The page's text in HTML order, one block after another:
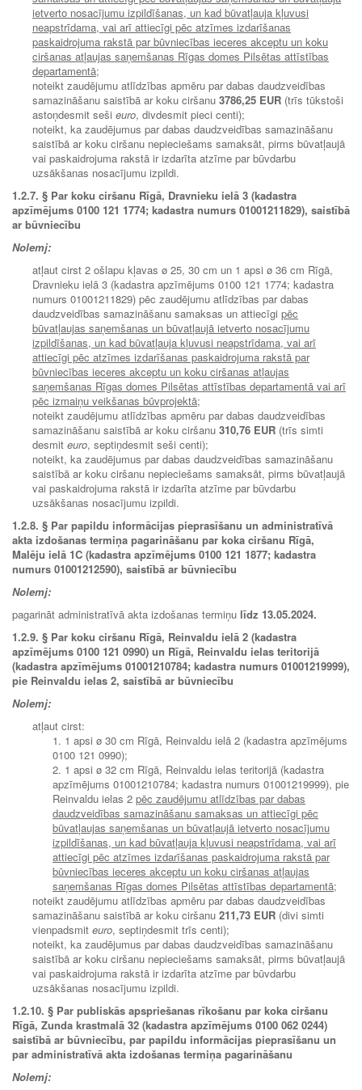
ietverto nosacījumu izpildīšanas, un kad būvatļauja kļuvusi
neapstrīdama, vai arī attiecīgi pēc atzīmes izdarīšanas
paskaidrojuma rakstā par būvniecības ieceres akceptu un koku
ciršanas atļaujas saņemšanas Rīgas domes Pilsētas attīstības
departamentā;
noteikt zaudējumu atlīdzības apmēru par dabas daudzveidības
samazināšanu saistībā ar koku ciršanu 3786,25 EUR (trīs tūkstoši
astoņdesmit seši euro, divdesmit pieci centi);
noteikt, ka zaudējumus par dabas daudzveidības samazināšanu
saistībā ar koku ciršanu nepieciešams samaksāt, pirms būvatļaujā
vai paskaidrojuma rakstā ir izdarīta atzīme par būvdarbu
uzsākšanas nosacījumu izpildi.
1.2.7. § Par koku ciršanu Rīgā, Dravnieku ielā 3 (kadastra
apzīmējums 0100 121 1774; kadastra numurs 01001211829), saistībā
ar būvniecību
Nolemj:
atļaut cirst 2 ošlapu kļavas ø 25, 30 cm un 1 apsi ø 36 cm Rīgā,
Dravnieku ielā 3 (kadastra apzīmējums 0100 121 1774; kadastra
numurs 01001211829) pēc zaudējumu atlīdzības par dabas
daudzveidības samazināšanu samaksas un attiecīgi pēc
būvatļaujas saņemšanas un būvatļaujā ietverto nosacījumu
izpildīšanas, un kad būvatļauja kļuvusi neapstrīdama, vai arī
attiecīgi pēc atzīmes izdarīšanas paskaidrojuma rakstā par
būvniecības ieceres akceptu un koku ciršanas atļaujas
saņemšanas Rīgas domes Pilsētas attīstības departamentā vai arī
pēc izmaiņu veikšanas būvprojektā;
noteikt zaudējumu atlīdzības apmēru par dabas daudzveidības
samazināšanu saistībā ar koku ciršanu 310,76 EUR (trīs simti
desmit euro, septiņdesmit seši centi);
noteikt, ka zaudējumus par dabas daudzveidības samazināšanu
saistībā ar koku ciršanu nepieciešams samaksāt, pirms būvatļaujā
vai paskaidrojuma rakstā ir izdarīta atzīme par būvdarbu
uzsākšanas nosacījumu izpildi.
1.2.8. § Par papildu informācijas pieprasīšanu un administratīvā
akta izdošanas termiņa pagarināšanu par koka ciršanu Rīgā,
Malēju ielā 1C (kadastra apzīmējums 0100 121 1877; kadastra
numurs 01001212590), saistībā ar būvniecību
Nolemj:
pagarināt administratīvā akta izdošanas termiņu līdz 13.05.2024.
1.2.9. § Par koku ciršanu Rīgā, Reinvaldu ielā 2 (kadastra
apzīmējums 0100 121 0990) un Rīgā, Reinvaldu ielas teritorijā
(kadastra apzīmējums 01001210784; kadastra numurs 01001219999),
pie Reinvaldu ielas 2, saistībā ar būvniecību
Nolemj:
atļaut cirst:
1. 1 apsi ø 30 cm Rīgā, Reinvaldu ielā 2 (kadastra apzīmējums
0100 121 0990);
2. 1 apsi ø 32 cm Rīgā, Reinvaldu ielas teritorijā (kadastra
apzīmējums 01001210784; kadastra numurs 01001219999), pie
Reinvaldu ielas 2 pēc zaudējumu atlīdzības par dabas
daudzveidības samazināšanu samaksas un attiecīgi pēc
būvatļaujas saņemšanas un būvatļaujā ietverto nosacījumu
izpildīšanas, un kad būvatļauja kļuvusi neapstrīdama, vai arī
attiecīgi pēc atzīmes izdarīšanas paskaidrojuma rakstā par
būvniecības ieceres akceptu un koku ciršanas atļaujas
saņemšanas Rīgas domes Pilsētas attīstības departamentā;
noteikt zaudējumu atlīdzības apmēru par dabas daudzveidības
samazināšanu saistībā ar koku ciršanu 211,73 EUR (divi simti
vienpadsmit euro, septiņdesmit trīs centi);
noteikt, ka zaudējumus par dabas daudzveidības samazināšanu
saistībā ar koku ciršanu nepieciešams samaksāt, pirms būvatļaujā
vai paskaidrojuma rakstā ir izdarīta atzīme par būvdarbu
uzsākšanas nosacījumu izpildi.
1.2.10. § Par publiskās apspriešanas rīkošanu par koka ciršanu
Rīgā, Zunda krastmalā 32 (kadastra apzīmējums 0100 062 0244)
saistībā ar būvniecību, par papildu informācijas pieprasīšanu un
par administratīvā akta izdošanas termiņa pagarināšanu
Nolemj: